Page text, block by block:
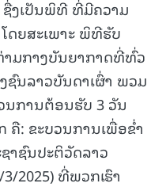
ຊື່ງເປັນພິທີ ທີ່ມີຄວາມ
ຍສະເພາະ ພິທີຮັບ
າມກາງບັນຍາກາດທີ່ທົ່ວ
ນລາວບັນດາເຜົ່າ ພວມ
ນການຕ້ອນຮັບ 3 ວັນ
ຄື: ຂະບວນການເພື່ອຂໍ່າ
າຊົນປະຕິວັດລາວ
2025) ທີ່ພວກເຮົາ